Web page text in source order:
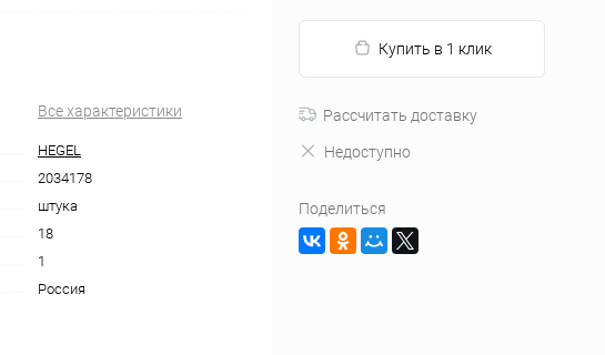
Все характеристики
HEGEL
2034178
штука
18
1
Россия
Купить в 1 клик
Рассчитать доставку
Недоступно
Поделиться